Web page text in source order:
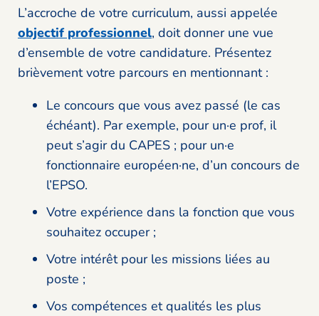
L’accroche de votre curriculum, aussi appelée
objectif professionnel, doit donner une vue
d’ensemble de votre candidature. Présentez
brièvement votre parcours en mentionnant :
Le concours que vous avez passé (le cas
échéant). Par exemple, pour un·e prof, il
peut s’agir du CAPES ; pour un·e
fonctionnaire européen·ne, d’un concours de
l’EPSO.
Votre expérience dans la fonction que vous
souhaitez occuper ;
Votre intérêt pour les missions liées au
poste ;
Vos compétences et qualités les plus